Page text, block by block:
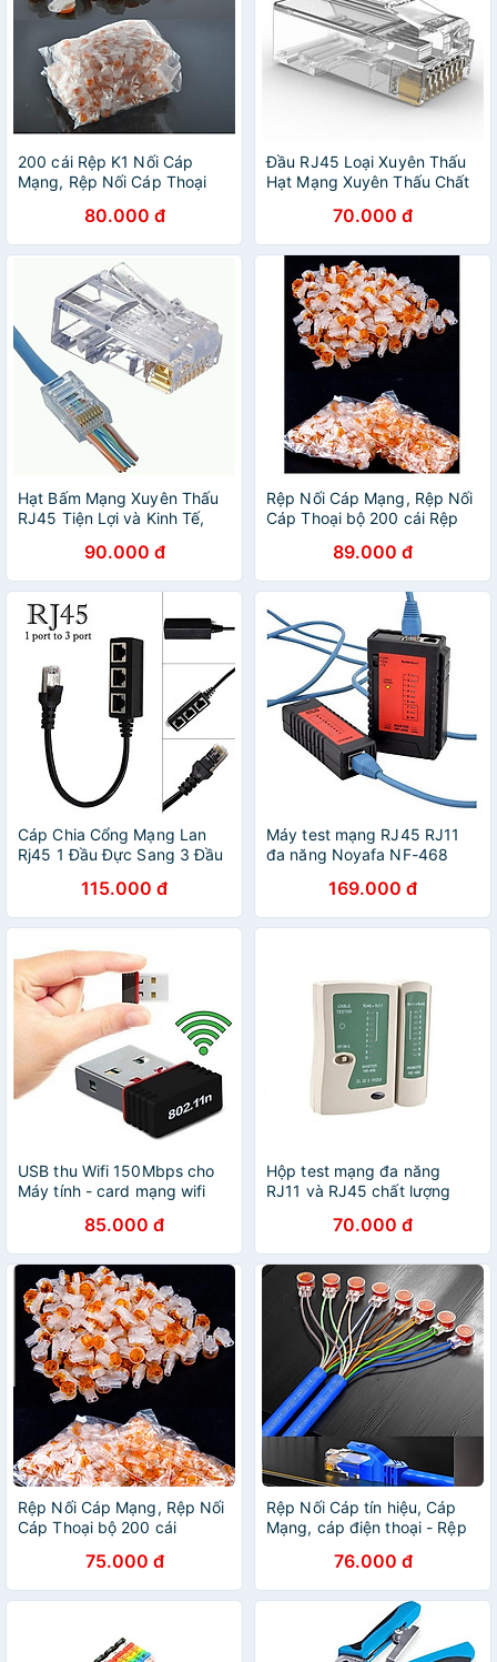
200 cái Rệp K1 Nối Cáp
Mạng, Rệp Nối Cáp Thoại
80.000 đ
Đầu RJ45 Loại Xuyên Thấu
Hạt Mạng Xuyên Thấu Chất
70.000 đ
Hạt Bấm Mạng Xuyên Thấu
RJ45 Tiện Lợi và Kinh Tế,
Túi 100 hạt)90.000 đ
Rệp Nối Cáp Mạng, Rệp Nối
Cáp Thoại bộ 200 cái Rệp
89.000 đ
Cáp Chia Cổng Mạng Lan
Rj45 1 Đầu Đực Sang 3 Đầu
115.000 đ
Máy test mạng RJ45 RJ11
đa năng Noyafa NF-468
169.000 đ
USB thu Wifi 150Mbps cho
Máy tính - card mạng wifi
85.000 đ
Hộp test mạng đa năng
RJ11 và RJ45 chất lượng
70.000 đ
Rệp Nối Cáp Mạng, Rệp Nối
Cáp Thoại bộ 200 cái
75.000 đ
Rệp Nối Cáp tín hiệu, Cáp
Mạng, cáp điện thoại - Rệp
76.000 đ